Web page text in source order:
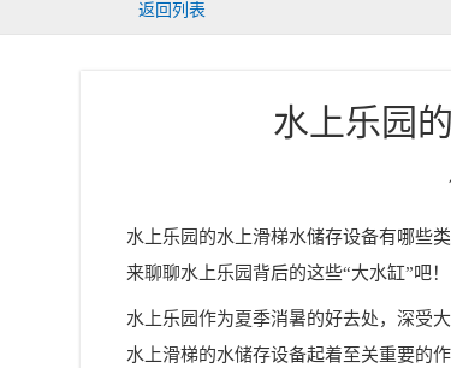
返回列表
水上乐园
水上乐园的水上滑梯水储存设备有哪些
来聊聊水上乐园背后的这些“大水缸”吧！
水上乐园作为夏季消暑的好去处，深受
水上滑梯的水储存设备起着至关重要的